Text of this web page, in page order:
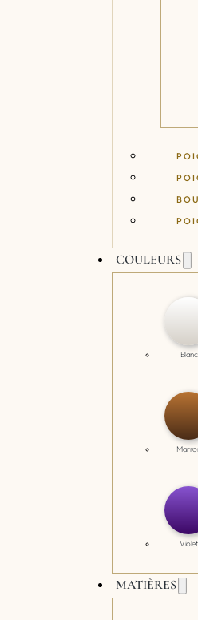
COULEURS
Blanc
Violet
MATIÈRES